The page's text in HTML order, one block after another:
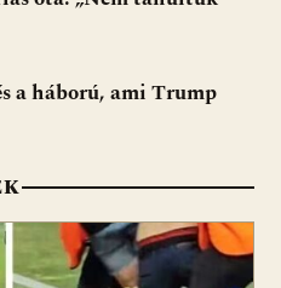
a háború, ami Trump